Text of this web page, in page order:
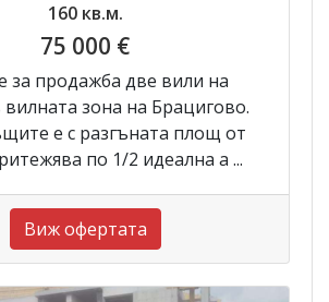
160 кв.м.
75 000 €
за продажба две вили на
зона на Брацигово.
е с разгъната площ от
по 1/2 идеална а ...
Виж офертата